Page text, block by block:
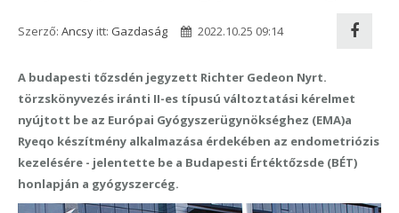
Szerző: Ancsy itt: Gazdaság 2022.10.25 09:14
A budapesti tőzsdén jegyzett Richter Gedeon Nyrt.
törzskönyvezés iránti II-es típusú változtatási kérelmet
nyújtott be az Európai Gyógyszerügynökséghez (EMA)a
Ryeqo készítmény alkalmazása érdekében az endometriózis
kezelésére - jelentette be a Budapesti Értéktőzsde (BÉT)
honlapján a gyógyszercég.